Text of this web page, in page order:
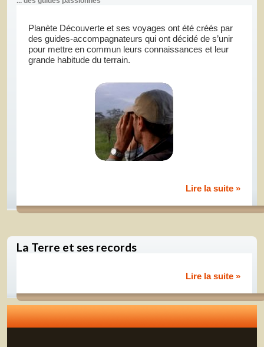
Planète Découverte et ses voyages ont été créés par
des guides-accompagnateurs qui ont décidé de s’unir
pour mettre en commun leurs connaissances et leur
grande habitude du terrain.
Lire la suite »
La Terre et ses records
Lire la suite »